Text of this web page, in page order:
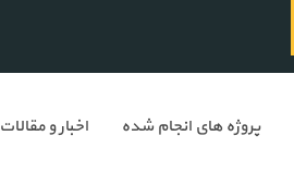
پروژه های انجام شده اخبار و مقالات